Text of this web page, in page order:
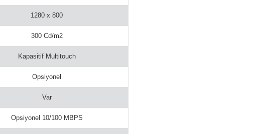
1280 x 800
300 Cd/m2
Kapasitif Multitouch
Opsiyonel
Var
Opsiyonel 10/100 MBPS